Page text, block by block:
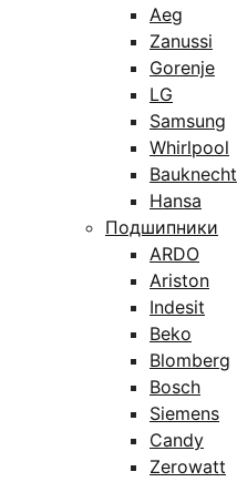
Aeg
Zanussi
Gorenje
LG
Samsung
Whirlpool
Bauknecht
Hansa
Подшипники
ARDO
Ariston
Indesit
Beko
Blomberg
Bosch
Siemens
Candy
Zerowatt